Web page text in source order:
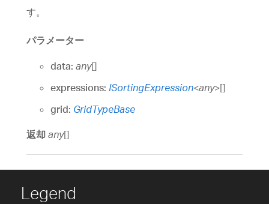
す。
パラメーター
data: any[]
expressions: ISortingExpression<any>[]
grid: GridTypeBase
返却 any[]
Legend